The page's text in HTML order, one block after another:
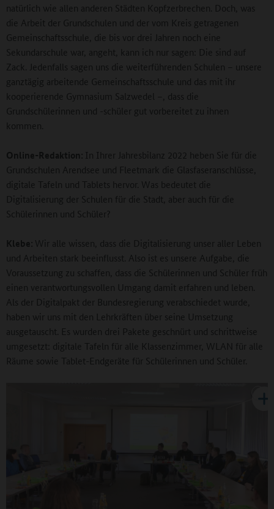
natürlich wie allen anderen Städten Kopfzerbrechen. Doch, was
die Arbeit der Grundschulen und der vom Kreis getragenen
Gemeinschaftsschule, die bis vor drei Jahren noch eine
Sekundarschule war, angeht, kann ich nur sagen: Die sind auf
Zack. Jedenfalls sagen uns die weiterführenden Schulen – unsere
ganztägig arbeitende Gemeinschaftsschule und das mit ihr
kooperierende Gymnasium Salzwedel –, dass die
Grundschülerinnen und -schüler gut vorbereitet zu ihnen
kommen.
Online-Redaktion: In Ihrer Jahresbilanz 2022 heben Sie für die
Grundschulen Arendsee und Fleetmark die Glasfaseranschlüsse,
digitale Tafeln und Tablets hervor. Was bedeutet die
Digitalisierung der Schulen für die Stadt, aber auch für die
Schülerinnen und Schüler?
Klebe: Wir alle wissen, dass die Digitalisierung unser aller Leben
und Arbeiten stark beeinflusst. Also ist es unsere Aufgabe, die
Voraussetzung zu schaffen, dass die Schülerinnen und Schüler früh
einen verantwortungsvollen Umgang damit erfahren und leben.
Als der Digitalpakt der Bundesregierung verabschiedet wurde,
haben wir uns mit den Lehrkräften über seine Umsetzung
ausgetauscht. Es wurden drei Pakete geschnürt und schrittweise
umgesetzt: digitale Tafeln für alle Klassenzimmer, WLAN für alle
Räume sowie Tablet-Endgeräte für Schülerinnen und Schüler.